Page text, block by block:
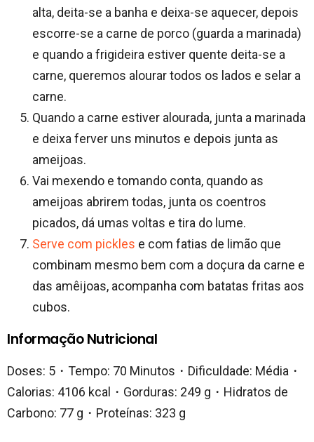
alta, deita-se a banha e deixa-se aquecer, depois
escorre-se a carne de porco (guarda a marinada)
e quando a frigideira estiver quente deita-se a
carne, queremos alourar todos os lados e selar a
carne.
Quando a carne estiver alourada, junta a marinada
e deixa ferver uns minutos e depois junta as
ameijoas.
Vai mexendo e tomando conta, quando as
ameijoas abrirem todas, junta os coentros
picados, dá umas voltas e tira do lume.
Serve com pickles e com fatias de limão que
combinam mesmo bem com a doçura da carne e
das amêijoas, acompanha com batatas fritas aos
cubos.
Informação Nutricional
Doses: 5・Tempo: 70 Minutos・Dificuldade: Média・
Calorias: 4106 kcal・Gorduras: 249 g・Hidratos de
Carbono: 77 g・Proteínas: 323 g